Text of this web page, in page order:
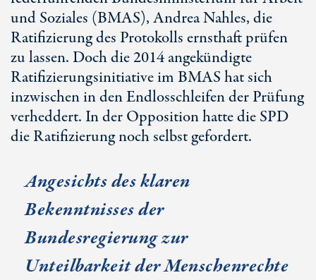
und Soziales (BMAS), Andrea Nahles, die
Ratifizierung des Protokolls ernsthaft prüfen
zu lassen. Doch die 2014 angekündigte
Ratifizierungsinitiative im BMAS hat sich
inzwischen in den Endlosschleifen der Prüfung
verheddert. In der Opposition hatte die SPD
die Ratifizierung noch selbst gefordert.
Angesichts des klaren
Bekenntnisses der
Bundesregierung zur
Unteilbarkeit der Menschenrechte